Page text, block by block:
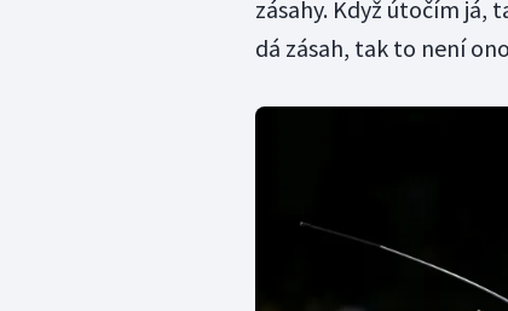
zásahy. Když útočím já,
dá zásah, tak to není